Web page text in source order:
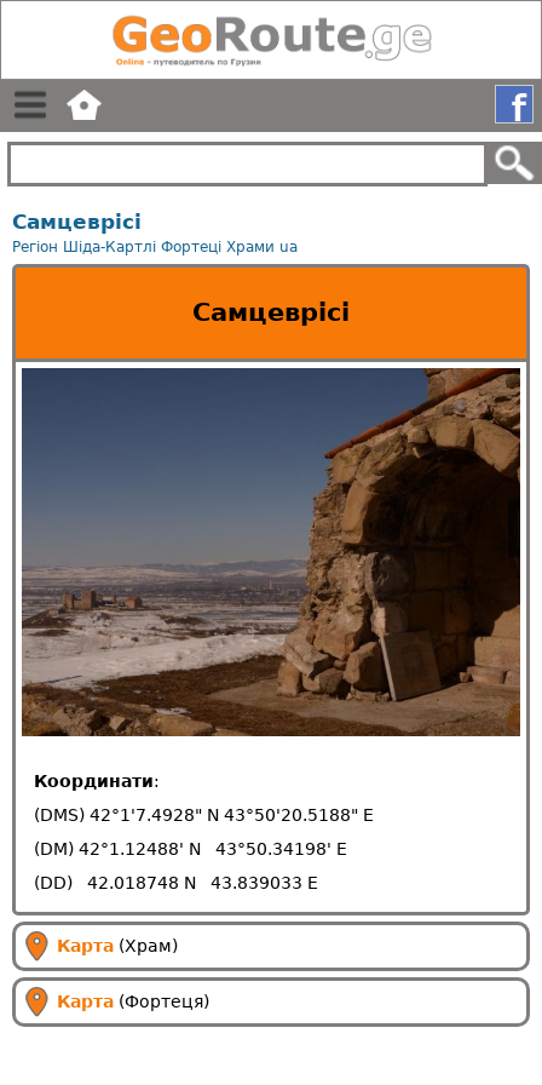
Самцеврісі
Регіон Шіда-Картлі Фортецi Храми ua
Самцеврісі
Координати:
(DMS) 42°1'7.4928" N 43°50'20.5188" E
(DM) 42°1.12488' N 43°50.34198' E
(DD) 42.018748 N 43.839033 E
Карта (Храм)
Карта (Фортеця)